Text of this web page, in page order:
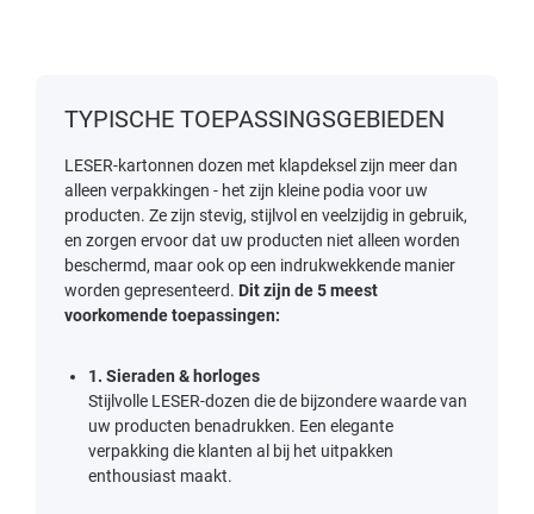
TYPISCHE TOEPASSINGSGEBIEDEN
LESER-kartonnen dozen met klapdeksel zijn meer dan
alleen verpakkingen - het zijn kleine podia voor uw
producten. Ze zijn stevig, stijlvol en veelzijdig in gebruik,
en zorgen ervoor dat uw producten niet alleen worden
beschermd, maar ook op een indrukwekkende manier
worden gepresenteerd. Dit zijn de 5 meest
voorkomende toepassingen:
1. Sieraden & horloges
Stijlvolle LESER-dozen die de bijzondere waarde van
uw producten benadrukken. Een elegante
verpakking die klanten al bij het uitpakken
enthousiast maakt.